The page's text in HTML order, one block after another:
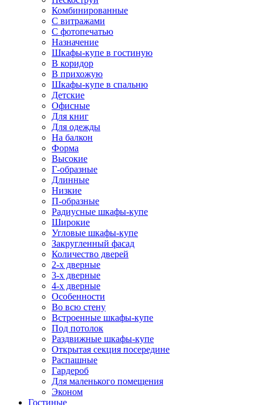
Комбинированные
С витражами
С фотопечатью
Назначение
Шкафы-купе в гостиную
В коридор
В прихожую
Шкафы-купе в спальню
Детские
Офисные
Для книг
Для одежды
На балкон
Форма
Высокие
Г-образные
Длинные
Низкие
П-образные
Радиусные шкафы-купе
Широкие
Угловые шкафы-купе
Закругленный фасад
Количество дверей
2-х дверные
3-х дверные
4-х дверные
Особенности
Во всю стену
Встроенные шкафы-купе
Под потолок
Раздвижные шкафы-купе
Открытая секция посередине
Распашные
Гардероб
Для маленького помещения
Эконом
Гостиные